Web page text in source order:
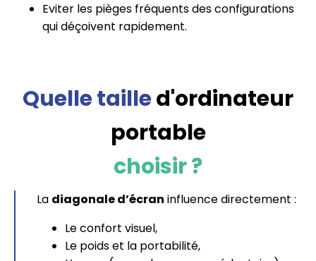
Eviter les pièges fréquents des configurations
qui déçoivent rapidement.
Quelle tailled'ordinateur
portable
choisir ?
La diagonale d’écran influence directement :
Le confort visuel,
Le poids et la portabilité,